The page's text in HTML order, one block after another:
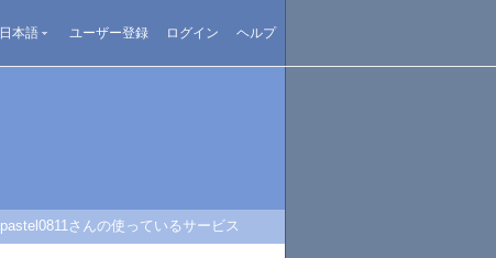
日本語 ユーザー登録 ログイン ヘルプ
pastel0811さんの使っているサービス